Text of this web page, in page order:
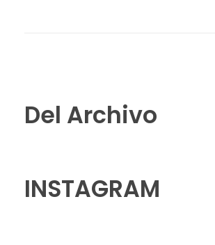
Del Archivo
INSTAGRAM